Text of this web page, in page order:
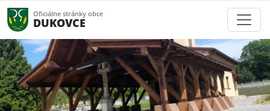
Oficiálne stránky obce
DUKOVCE